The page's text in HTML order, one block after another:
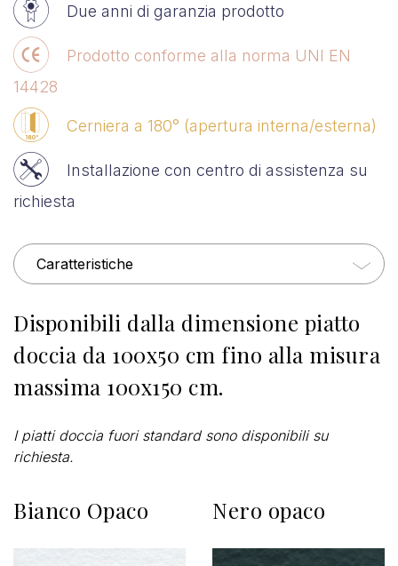
Due anni di garanzia prodotto
Prodotto conforme alla norma UNI EN
14428
Cerniera a 180° (apertura interna/esterna)
Installazione con centro di assistenza su
richiesta
Caratteristiche
Disponibili dalla dimensione piatto
doccia da 100x50 cm fino alla misura
massima 100x150 cm.
I piatti doccia fuori standard sono disponibili su
richiesta.
Bianco Opaco Nero opaco